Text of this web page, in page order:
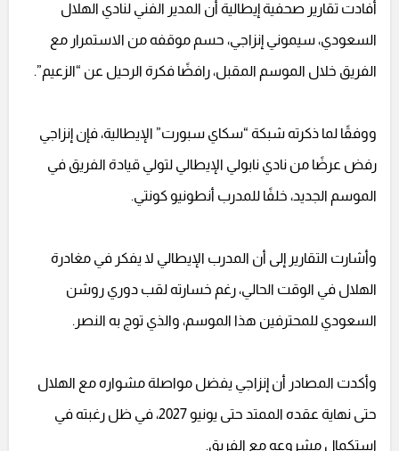
أفادت تقارير صحفية إيطالية أن المدير الفني لنادي الهلال
السعودي، سيموني إنزاجي، حسم موقفه من الاستمرار مع
الفريق خلال الموسم المقبل، رافضًا فكرة الرحيل عن “الزعيم”.
ووفقًا لما ذكرته شبكة “سكاي سبورت” الإيطالية، فإن إنزاجي
رفض عرضًا من نادي نابولي الإيطالي لتولي قيادة الفريق في
الموسم الجديد، خلفًا للمدرب أنطونيو كونتي.
وأشارت التقارير إلى أن المدرب الإيطالي لا يفكر في مغادرة
الهلال في الوقت الحالي، رغم خسارته لقب دوري روشن
السعودي للمحترفين هذا الموسم، والذي توج به النصر.
وأكدت المصادر أن إنزاجي يفضل مواصلة مشواره مع الهلال
حتى نهاية عقده الممتد حتى يونيو 2027، في ظل رغبته في
استكمال مشروعه مع الفريق.